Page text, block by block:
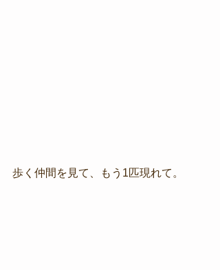
歩く仲間を見て、もう1匹現れて。